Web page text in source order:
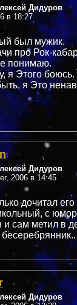
Дидуров
в 18:27
был мужик.
про Рок-
понимаю.
я Этого боюсь.
я Это
Дидуров
2006 в 14:45
дочитал
с
и сам метил в
Дидуров